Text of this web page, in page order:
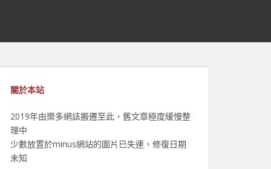
關於本站
2019年由樂多網誌搬遷至此，舊文章極度緩慢整
理中
少數放置於minus網站的圖片已失連，修復日期
未知